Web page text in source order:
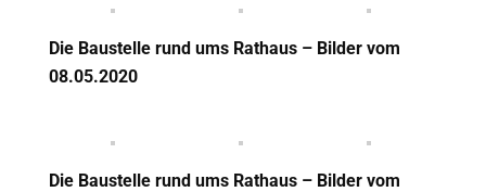
Die Baustelle rund ums Rathaus – Bilder vom
08.05.2020
Die Baustelle rund ums Rathaus – Bilder vom